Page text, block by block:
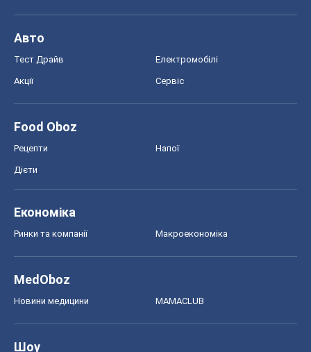
Авто
Тест Драйв Електромобілі
Акції Сервіс
Food Oboz
Рецепти Напої
Дієти
Економіка
Ринки та компанії Макроекономіка
MedOboz
Новини медицини MAMACLUB
Шоу